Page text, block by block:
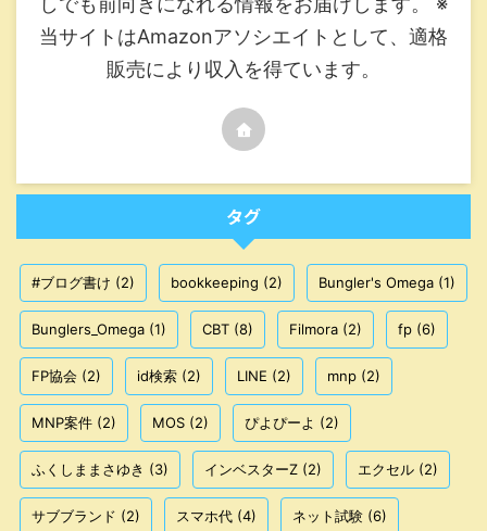
当サイトはAmazonアソシエイトとして、適格
販売により収入を得ています。
タグ
#ブログ書け (2) bookkeeping (2) Bungler's Omega (1)
Bunglers_Omega (1) CBT (8) Filmora (2) fp (6)
FP協会 (2) id検索 (2) LINE (2) mnp (2)
MNP案件 (2) MOS (2) ぴよぴーよ (2)
ふくしままさゆき (3) インベスターZ (2) エクセル (2)
サブブランド (2) スマホ代 (4) ネット試験 (6)